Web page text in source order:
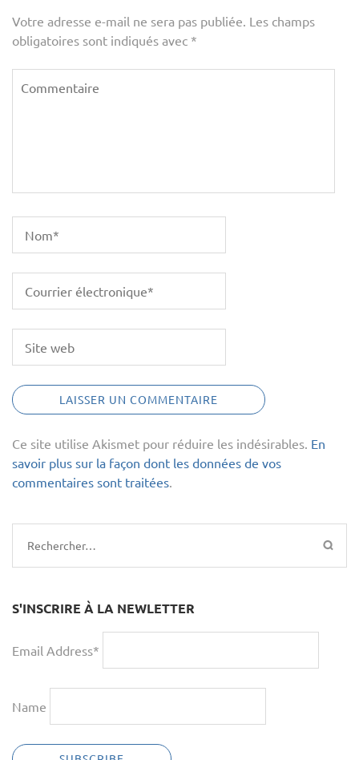
Votre adresse e-mail ne sera pas publiée. Les champs
obligatoires sont indiqués avec *
Ce site utilise Akismet pour réduire les indésirables. En
savoir plus sur la façon dont les données de vos
commentaires sont traitées.
Rechercher :
S'INSCRIRE À LA NEWLETTER
Email Address*
Name